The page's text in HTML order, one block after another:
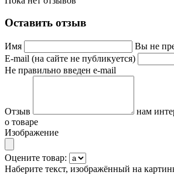
Оставить отзыв
Имя
Вы не
E-mail (на сайте не публикуется)
Не правильно введен e-mail
Отзыв
нам
о товаре
Изображение
Оцените товар:
Наберите текст, изображённый на